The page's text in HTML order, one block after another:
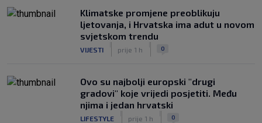
Klimatske promjene preoblikuju
ljetovanja, i Hrvatska ima adut u novom
svjetskom trendu
VIJESTI prije 1 h 0
Ovo su najbolji europski "drugi
gradovi" koje vrijedi posjetiti. Među
njima i jedan hrvatski
LIFESTYLE prije 1 h 0